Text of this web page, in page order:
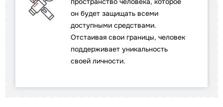
он будет защищать всеми
доступными средствами.
Отстаивая свои границы, человек
поддерживает уникальность
своей личности.